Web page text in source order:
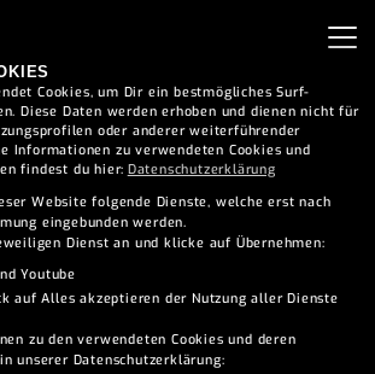
das Passende
Cookies, um Dir ein bestmögliches Surf-
Diese Daten werden erhoben und dienen nicht für
oder anderer weiterführender
Informationen zu verwendeten Cookies und
findest du hier: Datenschutzerklärung
Website folgende Dienste, welche erst nach
eingebunden werden.
Dienst an und klicke auf Übernehmen:
Youtube
auf Alles akzeptieren der Nutzung aller Dienste
zu den verwendeten Cookies und deren
unserer Datenschutzerklärung: